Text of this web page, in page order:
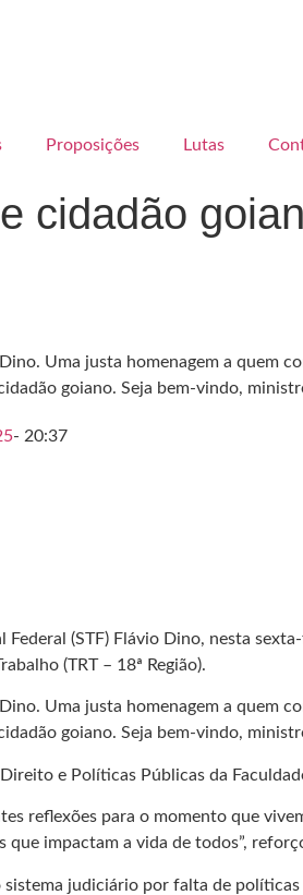
Proposições Lutas
cidadão
Uma justa homenagem a quem
goiano. Seja bem-vindo,
- 20:37
(STF) Flávio Dino, nesta
(TRT – 18ª Região).
Uma justa homenagem a quem
goiano. Seja bem-vindo,
e Políticas Públicas da
reflexões para o momento que
impactam a vida de todos”,
judiciário por falta de